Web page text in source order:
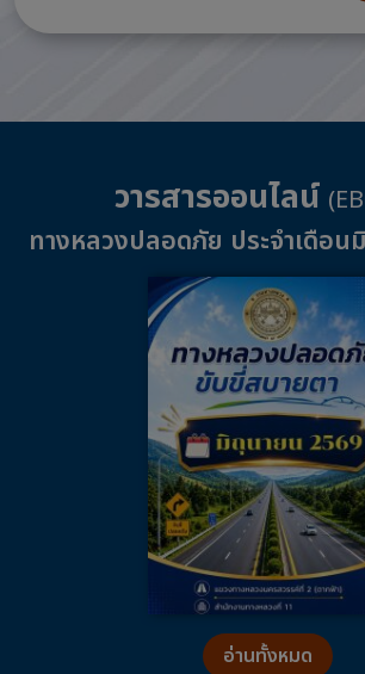
วารสารออนไลน์
ทางหลวงปลอดภัย ประจำเดือ
อ่านทั้งหมด